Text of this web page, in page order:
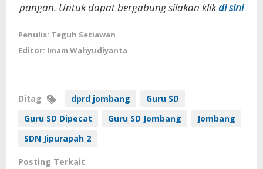
pangan. Untuk dapat bergabung silakan klikdi sini
Penulis: Teguh Setiawan
Editor: Imam Wahyudiyanta
Ditag dprd jombang
Guru SD
Guru SD Dipecat
Guru SD Jombang
Jombang
SDN Jipurapah 2
Posting Terkait